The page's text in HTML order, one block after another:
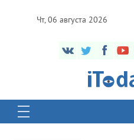
Чт, 06 августа 2026